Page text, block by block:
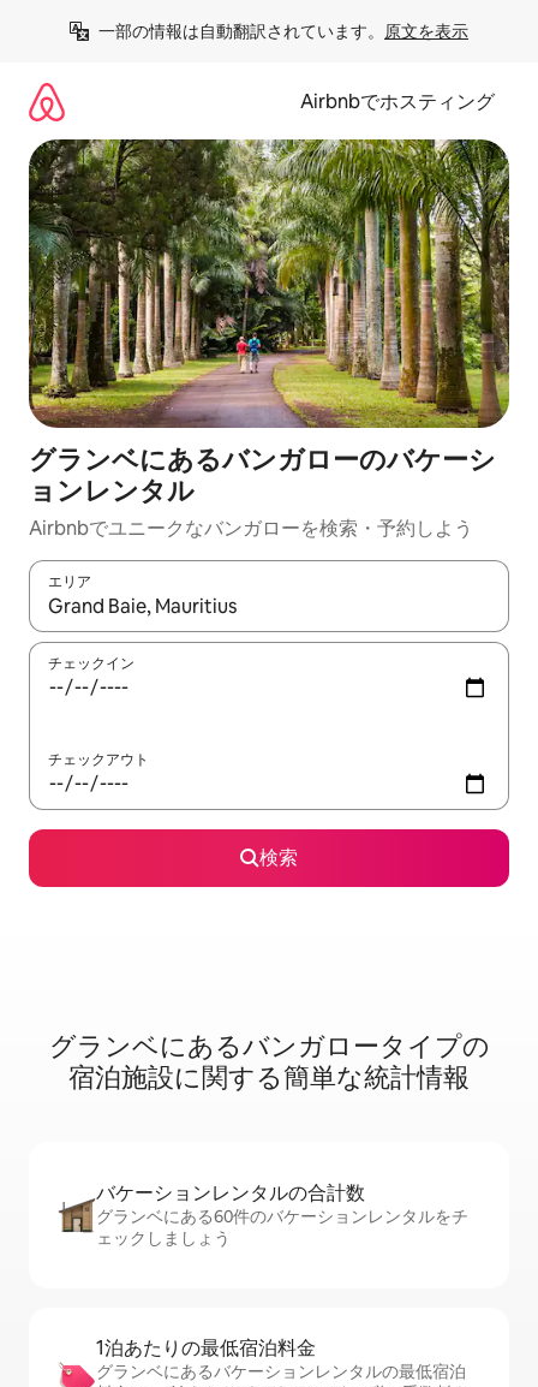
一部の情報は自動翻訳されています。 原文を表示
Airbnbでホスティング
グランベにあるバンガローのバケーシ
ョンレンタル
Airbnbでユニークなバンガローを検索・予約しよう
エリア
検索結果が表示されたら、上下の矢印キーを使って移動するか
チェックイン
チェックアウト
検索
グランベに⁠あ⁠るバ⁠ン⁠ガ⁠ロ⁠ー⁠タ⁠イ⁠プ⁠の
宿⁠泊⁠施⁠設⁠に関⁠す⁠る簡⁠単⁠な統⁠計⁠情⁠報
バケーションレ⁠ン⁠タ⁠ル⁠の合⁠計⁠数
グランベにある60件のバケーションレンタルをチ
ェックしましょう
1泊あたりの最⁠低⁠宿⁠泊⁠料⁠金
グランベにあるバケーションレンタルの最低宿泊